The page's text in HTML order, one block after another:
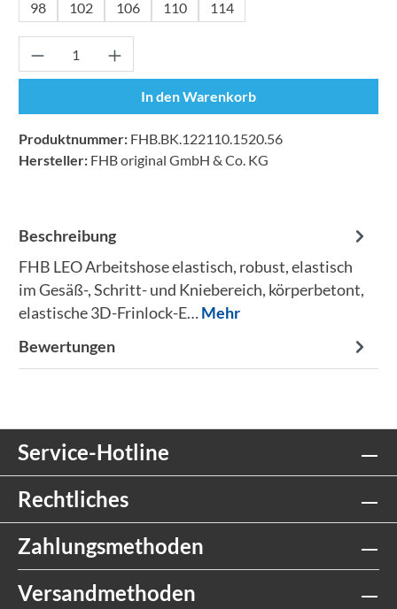
98
102 106 110 114
Produkt Anzahl: Gib den gewünschten
In den Warenkorb
Produktnummer: FHB.BK.122110.1520.56
Hersteller: FHB original GmbH & Co. KG
Beschreibung
FHB LEO Arbeitshose elastisch, robust, elastisch
im Gesäß-, Schritt- und Kniebereich, körperbetont,
elastische 3D-Frinlock-E…Mehr
Bewertungen
Service-Hotline
Rechtliches
Zahlungsmethoden
Versandmethoden